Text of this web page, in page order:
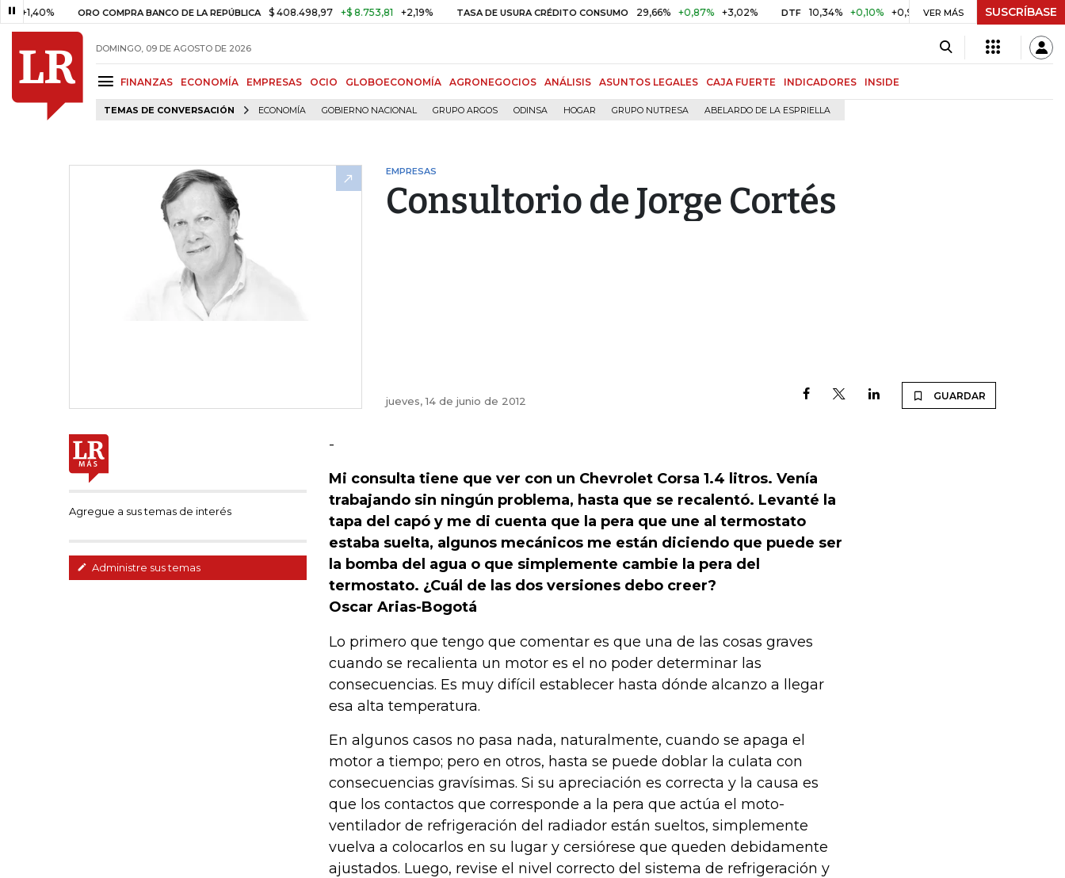
ORO COMPRA BANCO DE LA REPÚBLICA $ 408.498,97 +$ 8.753,81 +2,19% TASA DE USURA CRÉDITO CONSUMO 29,66% +0,87% +3,02% DTF 10,34% +0,10% +0,98% UVR $ 417,01 +$ 0,05 +0,01%
VER MÁS SUSCRÍBASE
DOMINGO, 09 DE AGOSTO DE 2026
FINANZAS ECONOMÍA EMPRESAS OCIO GLOBOECONOMÍA AGRONEGOCIOS ANÁLISIS ASUNTOS LEGALES CAJA FUERTE INDICADORES INSIDE
TEMAS DE CONVERSACIÓN ECONOMÍA GOBIERNO NACIONAL GRUPO ARGOS ODINSA HOGAR GRUPO NUTRESA ABELARDO DE LA ESPRIELLA
EMPRESAS
Consultorio de Jorge Cortés
jueves, 14 de junio de 2012 GUARDAR
Agregue a sus temas de interés
Administre sus temas
-
Mi consulta tiene que ver con un Chevrolet Corsa 1.4 litros. Venía
trabajando sin ningún problema, hasta que se recalentó. Levanté la
tapa del capó y me di cuenta que la pera que une al termostato
estaba suelta, algunos mecánicos me están diciendo que puede ser
la bomba del agua o que simplemente cambie la pera del
termostato. ¿Cuál de las dos versiones debo creer?
Oscar Arias-Bogotá
Lo primero que tengo que comentar es que una de las cosas graves
cuando se recalienta un motor es el no poder determinar las
consecuencias. Es muy difícil establecer hasta dónde alcanzo a llegar
esa alta temperatura.
En algunos casos no pasa nada, naturalmente, cuando se apaga el
motor a tiempo; pero en otros, hasta se puede doblar la culata con
consecuencias gravísimas. Si su apreciación es correcta y la causa es
que los contactos que corresponde a la pera que actúa el moto-
ventilador de refrigeración del radiador están sueltos, simplemente
vuelva a colocarlos en su lugar y cersiórese que queden debidamente
ajustados. Luego, revise el nivel correcto del sistema de refrigeración y